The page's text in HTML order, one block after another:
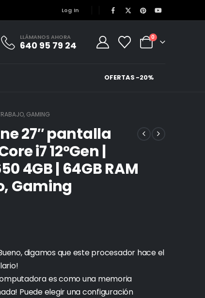
Log In
LLÁMANOS AHORA
640 95 79 24
0
OFERTAS -20%
GAMING
27″ pantalla
i7 12°Gen |
4GB | 64GB RAM
Gaming
digamos que este procesador hace el
es como una memoria
Puede elegir una configuración